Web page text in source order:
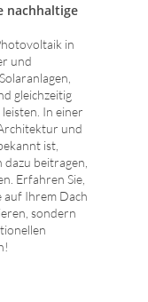
nachhaltige
in
und
gleichzeitig
In einer
und
ist,
beitragen,
Erfahren Sie,
auf Ihrem Dach
sondern